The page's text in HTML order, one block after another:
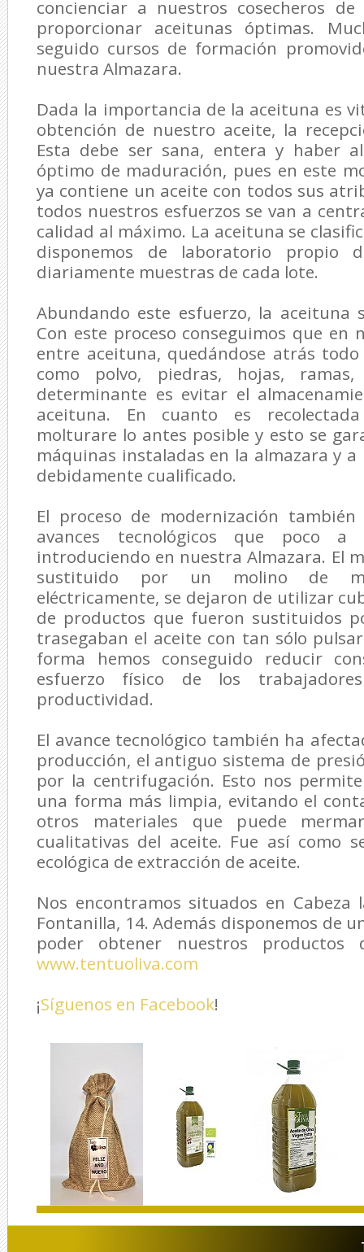
concienciar a nuestros cosecheros
proporcionar aceitunas óptimas.
seguido cursos de formación
nuestra Almazara.
Dada la importancia de la aceituna es
obtención de nuestro aceite, la
Esta debe ser sana, entera y haber
óptimo de maduración, pues en este
ya contiene un aceite con todos sus
todos nuestros esfuerzos se van a
calidad al máximo. La aceituna se
disponemos de laboratorio propio
diariamente muestras de cada lote.
Abundando este esfuerzo, la aceituna
Con este proceso conseguimos que en
entre aceituna, quedándose atrás
como polvo, piedras, hojas,
determinante es evitar el
aceituna. En cuanto es
molturare lo antes posible y esto se
máquinas instaladas en la almazara y
debidamente cualificado.
El proceso de modernización
avances tecnológicos que poco
introduciendo en nuestra Almazara. El
sustituido por un molino de
eléctricamente, se dejaron de utilizar
de productos que fueron sustituidos
trasegaban el aceite con tan sólo
forma hemos conseguido reducir
esfuerzo físico de los
productividad.
El avance tecnológico también ha
producción, el antiguo sistema de
por la centrifugación. Esto nos
una forma más limpia, evitando el
otros materiales que puede
cualitativas del aceite. Fue así como
ecológica de extracción de aceite.
Nos encontramos situados en Cabeza
Fontanilla, 14. Además disponemos de
poder obtener nuestros productos
www.tentuoliva.com
¡Síguenos en Facebook!